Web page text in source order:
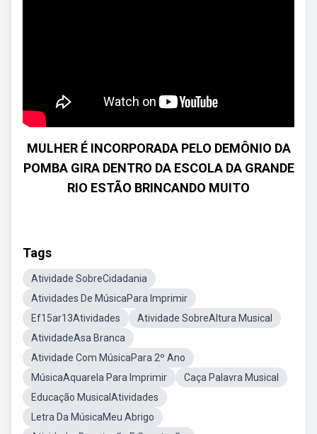
MULHER É INCORPORADA PELO DEMÔNIO DA
POMBA GIRA DENTRO DA ESCOLA DA GRANDE
RIO ESTÃO BRINCANDO MUITO
Tags
Atividade SobreCidadania
Atividades De MúsicaPara Imprimir
Ef15ar13Atividades
Atividade SobreAltura Musical
AtividadeAsa Branca
Atividade Com MúsicaPara 2º Ano
MúsicaAquarela Para Imprimir
Caça Palavra Musical
Educação MusicalAtividades
Letra Da MúsicaMeu Abrigo